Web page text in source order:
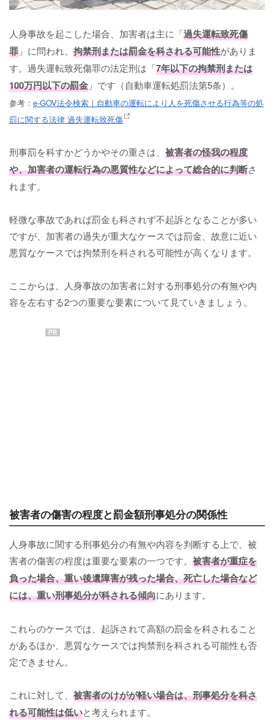
人身事故を起こした場合、加害者は主に「過失運転致死傷
罪 」に問われ、 拘禁刑または罰金を科される可能性がありま
す。過失運転致死傷罪の法定刑は「7年以下の拘禁刑または
100万円以下の罰金 」です（自動車運転処罰法第5条）。
参考： e-GOV法令検索｜自動車の運転により人を死傷させる行為等の処
罰に関する法律 過失運転致死傷
刑事罰を科すかどうかやその重さは、 被害者の怪我の程度
や、加害者の運転行為の悪質性などによって総合的に判断さ
れます。
軽微な事故であれば罰金も科されず不起訴となることが多い
ですが、加害者の過失が重大なケースでは罰金、故意に近い
悪質なケースでは拘禁刑を科される可能性が高くなります。
ここからは、人身事故の加害者に対する刑事処分の有無や内
容を左右する2つの重要な要素について見ていきましょう。
PR
被害者の傷害の程度と罰金額刑事処分の関係性
人身事故に関する刑事処分の有無や内容を判断する上で、被
害者の傷害の程度は重要な要素の一つです。 被害者が重症を
負った場合、重い後遺障害が残った場合、死亡した場合など
には、重い刑事処分が科される傾向にあります。
これらのケースでは、起訴されて高額の罰金を科されること
があるほか、悪質なケースでは拘禁刑を科される可能性も否
定できません。
これに対して、 被害者のけがが軽い場合は、刑事処分を科さ
れる可能性は低いと考えられます。